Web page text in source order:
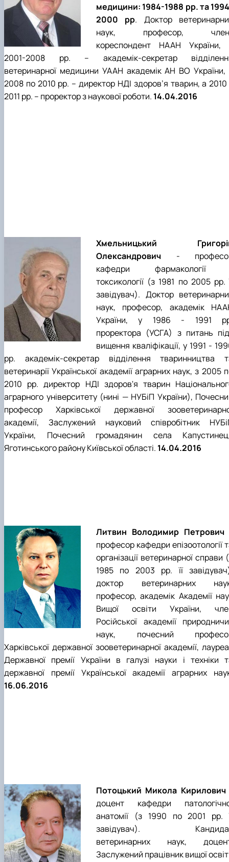
медицини: 1984-1988 рр. та
2000 рр. Доктор
наук, професор,
кореспондент НААН України,
2001-2008 рр. – академік-секретар
ветеринарної медицини УААН академік АН ВО України,
2008 по 2010 рр. – директор НДІ здоров’я тварин, а
2011 рр. – проректор з наукової роботи. 14.04.2016
Хмельницький
Олександрович -
кафедри фармакології
токсикології (з 1981 по 2005 рр.
завідувач). Доктор
наук, професор, академік
України, у 1986 - 1991
проректора (УСГА) з питань
вищення кваліфікації, у 1991 -
рр. академік-секретар відділення тваринництва
ветеринарії Української академії аграр­них наук, з 2005
2010 рр. директор НДІ здоров'я тварин
аграрного університету (нині — НУБіП Украї­ни),
професор Харківської дер­жавної
академії, Заслужений науковий співро­бітник
України, Почесний громадянин села
Яготинського району Київської області. 14.04.2016
Литвин Володимир Петрович
професор кафедри епізоотології
організації ветеринарної справи
1985 по 2003 рр. її
доктор ветеринарних
професор, академік Академії
Вищої освіти України,
Російської академії
наук, почесний
Харківської державної зооветеринарної академії,
Державної премії України в галузі науки і техніки
державної премії Української академії аграрних
16.06.2016
Потоцький Микола Кирилович
доцент кафедри
анатомії (з 1990 по 2001 рр.
завідувач).
ветеринарних наук,
Заслужений працівник вищої